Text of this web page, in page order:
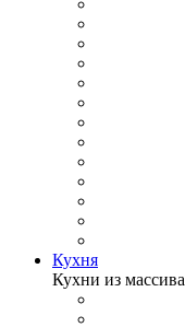
Кухня
Кухни из массива